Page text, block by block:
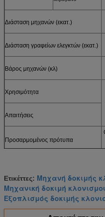
Διάσταση μηχανών (εκατ.)
Διάσταση γραφείων ελεγκτών (εκατ.)
Βάρος μηχανών (κλ)
Χρησιμότητα
Απαιτήσεις
Προσαρμομένος πρότυπα
Ετικέττες: Μηχανή δοκιμής
Μηχανική δοκιμή
Εξοπλισμός δοκιμής